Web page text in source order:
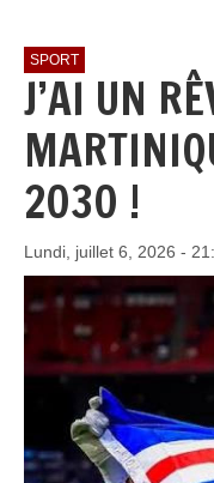
SPORT
J’AI UN
2030 !
Lundi, juillet 6, 2026 -